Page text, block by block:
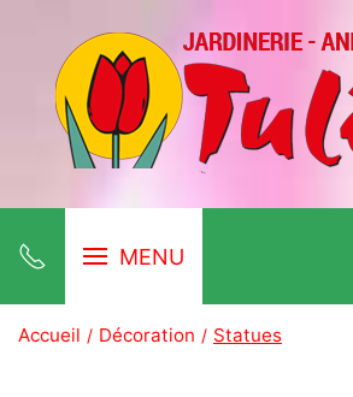
MENU
Accueil Décoration Statues